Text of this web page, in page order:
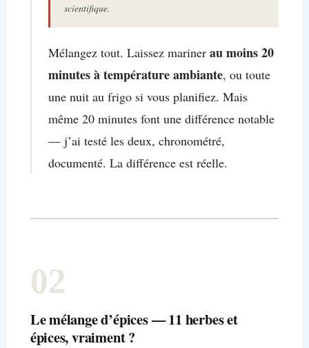
scientifique.
Mélangez tout. Laissez mariner au moins 20
minutes à température ambiante, ou toute
une nuit au frigo si vous planifiez. Mais
même 20 minutes font une différence notable
— j’ai testé les deux, chronométré,
documenté. La différence est réelle.
02
Le mélange d’épices — 11 herbes et
épices, vraiment ?